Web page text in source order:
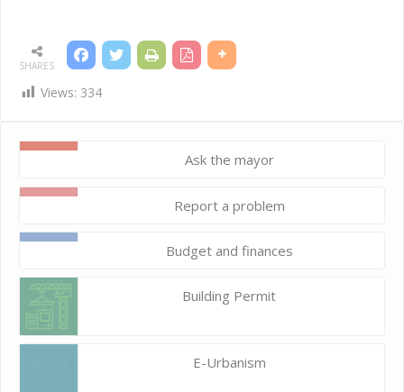
SHARES
Views: 334
Ask the mayor
Report a problem
Budget and finances
Building Permit
E-Urbanism